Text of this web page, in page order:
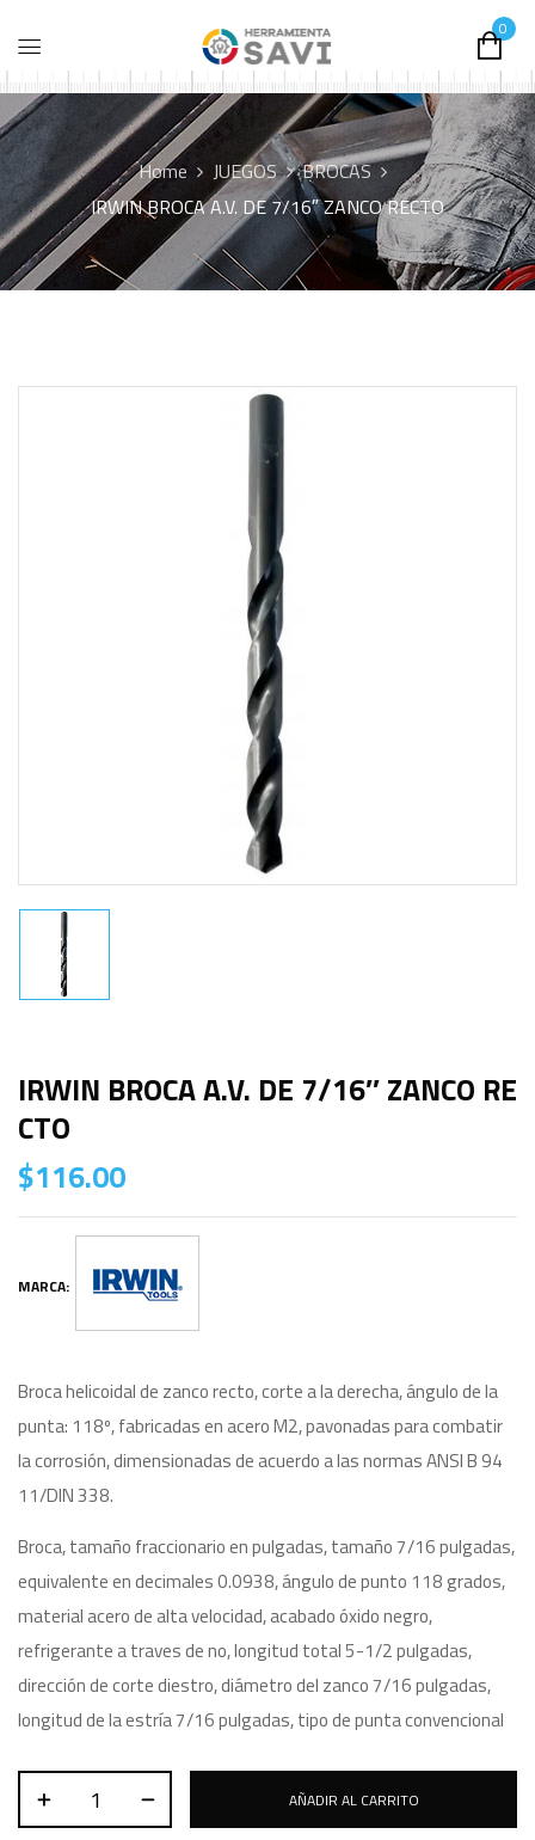
0
Home JUEGOS
BROCAS
IRWIN BROCA A.V. DE 7/16″ ZANCO RECTO
IRWIN BROCA A.V. DE 7/16″ ZANCO RE
CTO
$116.00
MARCA:
Broca helicoidal de zanco recto, corte a la derecha, ángulo de la
punta: 118º, fabricadas en acero M2, pavonadas para combatir
la corrosión, dimensionadas de acuerdo a las normas ANSI B 94
11/DIN 338.
Broca, tamaño fraccionario en pulgadas, tamaño 7/16 pulgadas,
equivalente en decimales 0.0938, ángulo de punto 118 grados,
material acero de alta velocidad, acabado óxido negro,
refrigerante a traves de no, longitud total 5-1/2 pulgadas,
dirección de corte diestro, diámetro del zanco 7/16 pulgadas,
longitud de la estría 7/16 pulgadas, tipo de punta convencional
AÑADIR AL CARRITO